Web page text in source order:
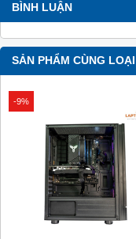
BÌNH LUẬN
SẢN PHẨM CÙNG LOẠI
-9%